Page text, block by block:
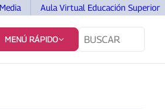
Aula Virtual Educación Superior
MENÚ RÁPIDO